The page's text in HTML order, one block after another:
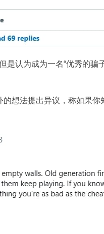
是认为成为一名“优秀的骗
想法提出异议，称如果